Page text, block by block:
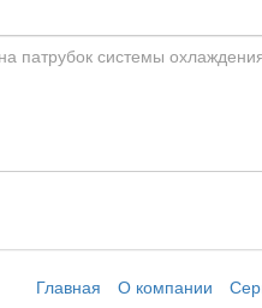
Главная О компании